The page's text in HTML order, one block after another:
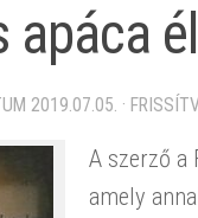
apáca
2019.07.05. ·
A szerző a
amely